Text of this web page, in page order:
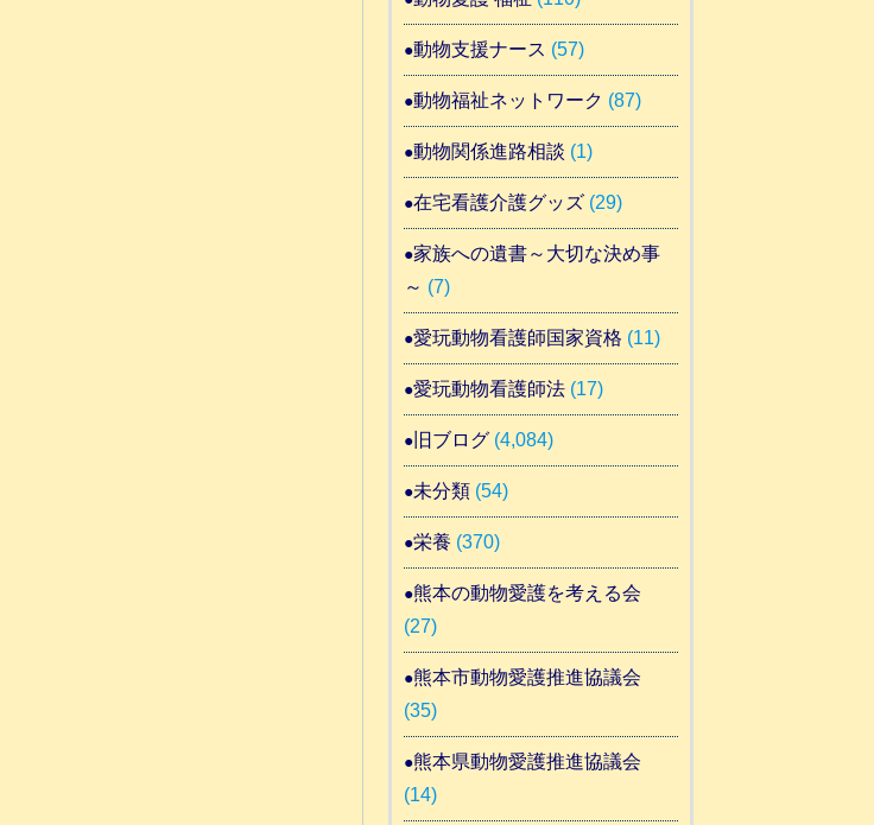
動物支援ナース (57)
動物福祉ネットワーク (87)
動物関係進路相談 (1)
在宅看護介護グッズ(29)
家族への遺書～大切な決め事
～ (7)
愛玩動物看護師国家資格 (11)
愛玩動物看護師法(17)
旧ブログ(4,084)
未分類(54)
栄養 (370)
熊本の動物愛護を考える会
(27)
熊本市動物愛護推進協議会
(35)
熊本県動物愛護推進協議会
(14)